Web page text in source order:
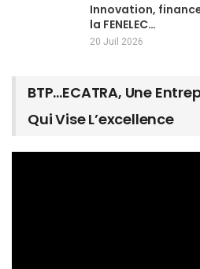
Innovation,
la FENELEC…
20 Juil 2026
BTP…ECATRA, Une
Qui Vise L’excellence